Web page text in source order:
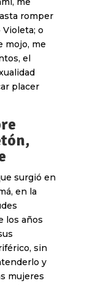
romper
Violeta; o
mojo, me
el
placer
surgió en
en la
los años
sin
y
mujeres